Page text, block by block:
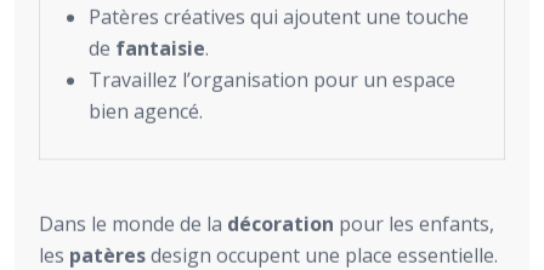
Patères créatives qui ajoutent une touche
de fantaisie.
Travaillez l’organisation pour un espace
bien agencé.
Dans le monde de la décoration pour les enfants,
les patèresdesign occupent une place essentielle.